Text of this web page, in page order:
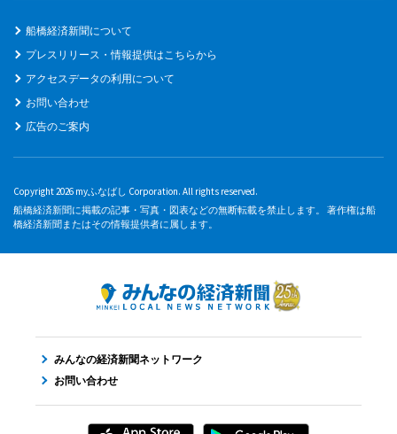
船橋経済新聞について
プレスリリース・情報提供はこちらから
アクセスデータの利用について
お問い合わせ
広告のご案内
Copyright 2026 myふなばし Corporation. All rights reserved.
船橋経済新聞に掲載の記事・写真・図表などの無断転載を禁止します。 著作権は船
橋経済新聞またはその情報提供者に属します。
みんなの経済新聞ネットワーク
お問い合わせ